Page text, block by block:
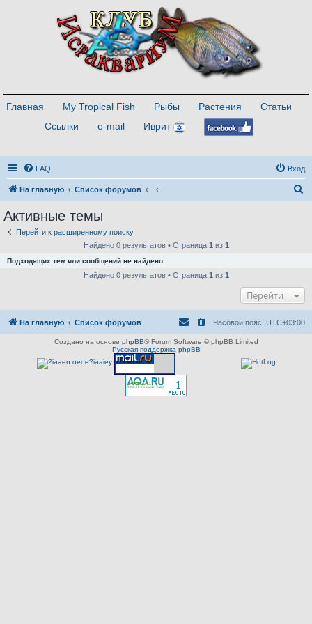
Главная My Tropical Fish Рыбы Растения
Статьи
Ссылки
e-mail Иврит
FAQ Вход
На главную Список форумов
Активные темы
Перейти к расширенному поиску
Найдено 0 результатов • Страница 1 из 1
Подходящих тем или сообщений не найдено.
Найдено 0 результатов • Страница 1 из 1
Перейти
На главную Список форумов Часовой пояс: UTC+03:00
Создано на основе phpBB® Forum Software © phpBB Limited
Русская поддержка phpBB